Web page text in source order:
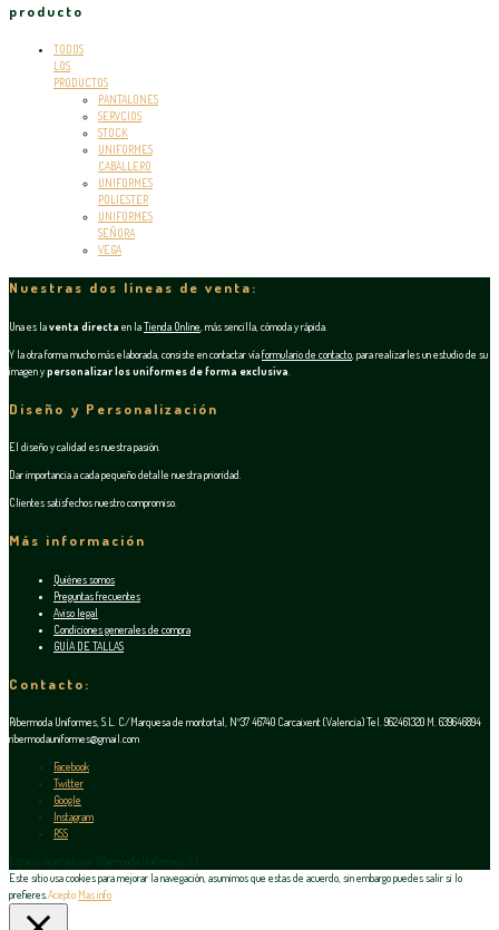
producto
TODOS
LOS
PRODUCTOS
PANTALONES
SERVCIOS
STOCK
UNIFORMES
CABALLERO
UNIFORMES
POLIESTER
UNIFORMES
SEÑORA
VEGA
Nuestras dos líneas de venta:
Una es laventa directa en laTienda Online , más sencilla, cómoda y rápida.
Y la otra forma mucho más elaborada, consiste en contactar víaformulario de contacto , para realizarles un estudio de su
imagen ypersonalizar los uniformes de forma exclusiva
Diseño y Personalización
El diseño y calidad es nuestra pasión.
Dar importancia a cada pequeño detalle nuestra prioridad.
Clientes satisfechos nuestro compromiso.
Más información
Quiénes somos
Preguntas frecuentes
Aviso legal
Condiciones generales de compra
GUÍA DE TALLAS
Contacto:
Ribermoda Uniformes, S.L. C/Marquesa de montortal, Nº37 46740 Carcaixent (Valencia) Tel. 962461320 M. 639646894
ribermodauniformes@gmail.com
Facebook
Twitter
Google
Instagram
RSS
Este sitio usa cookies para mejorar la navegación, asumimos que estas de acuerdo, sin embargo puedes salir si lo
prefieres.Acepto Mas info